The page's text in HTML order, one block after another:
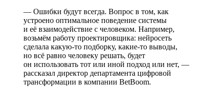
— Ошибки будут всегда. Вопрос в том, как
устроено оптимальное поведение системы
и её взаимодействие с человеком. Например,
возьмём работу проектировщика: нейросеть
сделала какую-то подборку, какие-то выводы,
но всё равно человеку решать, будет
он использовать тот или иной подход или нет, —
рассказал директор департамента цифровой
трансформации в компании BetBoom.